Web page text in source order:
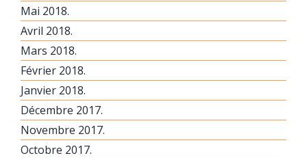
Mai 2018.
Avril 2018.
Mars 2018.
Février 2018.
Janvier 2018.
Décembre 2017.
Novembre 2017.
Octobre 2017.